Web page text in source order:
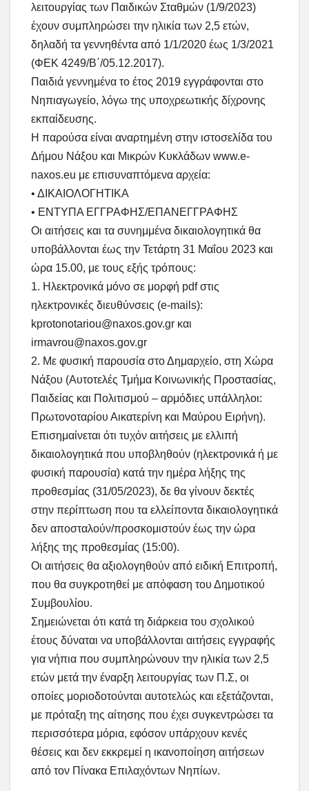
λειτουργίας των Παιδικών Σταθμών (1/9/2023)
έχουν συμπληρώσει την ηλικία των 2,5 ετών,
δηλαδή τα γεννηθέντα από 1/1/2020 έως 1/3/2021
(ΦΕΚ 4249/Β΄/05.12.2017).
Παιδιά γεννημένα το έτος 2019 εγγράφονται στο
Νηπιαγωγείο, λόγω της υποχρεωτικής δίχρονης
εκπαίδευσης.
Η παρούσα είναι αναρτημένη στην ιστοσελίδα του
Δήμου Νάξου και Μικρών Κυκλάδων www.e-
naxos.eu με επισυναπτόμενα αρχεία:
• ΔΙΚΑΙΟΛΟΓΗΤΙΚΑ
• ΕΝΤΥΠΑ ΕΓΓΡΑΦΗΣ/ΕΠΑΝΕΓΓΡΑΦΗΣ
Οι αιτήσεις και τα συνημμένα δικαιολογητικά θα
υποβάλλονται έως την Τετάρτη 31 Μαΐου 2023 και
ώρα 15.00, με τους εξής τρόπους:
1. Ηλεκτρονικά μόνο σε μορφή pdf στις
ηλεκτρονικές διευθύνσεις (e-mails):
kprotonotariou@naxos.gov.gr και
irmavrou@naxos.gov.gr
2. Με φυσική παρουσία στο Δημαρχείο, στη Χώρα
Νάξου (Αυτοτελές Τμήμα Κοινωνικής Προστασίας,
Παιδείας και Πολιτισμού – αρμόδιες υπάλληλοι:
Πρωτονοταρίου Αικατερίνη και Μαύρου Ειρήνη).
Επισημαίνεται ότι τυχόν αιτήσεις με ελλιπή
δικαιολογητικά που υποβληθούν (ηλεκτρονικά ή με
φυσική παρουσία) κατά την ημέρα λήξης της
προθεσμίας (31/05/2023), δε θα γίνουν δεκτές
στην περίπτωση που τα ελλείποντα δικαιολογητικά
δεν αποσταλούν/προσκομιστούν έως την ώρα
λήξης της προθεσμίας (15:00).
Οι αιτήσεις θα αξιολογηθούν από ειδική Επιτροπή,
που θα συγκροτηθεί με απόφαση του Δημοτικού
Συμβουλίου.
Σημειώνεται ότι κατά τη διάρκεια του σχολικού
έτους δύναται να υποβάλλονται αιτήσεις εγγραφής
για νήπια που συμπληρώνουν την ηλικία των 2,5
ετών μετά την έναρξη λειτουργίας των Π.Σ, οι
οποίες μοριοδοτούνται αυτοτελώς και εξετάζονται,
με πρόταξη της αίτησης που έχει συγκεντρώσει τα
περισσότερα μόρια, εφόσον υπάρχουν κενές
θέσεις και δεν εκκρεμεί η ικανοποίηση αιτήσεων
από τον Πίνακα Επιλαχόντων Νηπίων.